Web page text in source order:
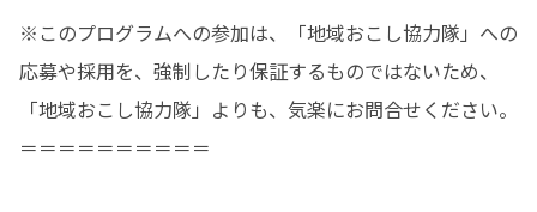
※このプログラムへの参加は、「地域おこし協力隊」への
応募や採用を、強制したり保証するものではないため、
「地域おこし協力隊」よりも、気楽にお問合せください。
＝＝＝＝＝＝＝＝＝＝